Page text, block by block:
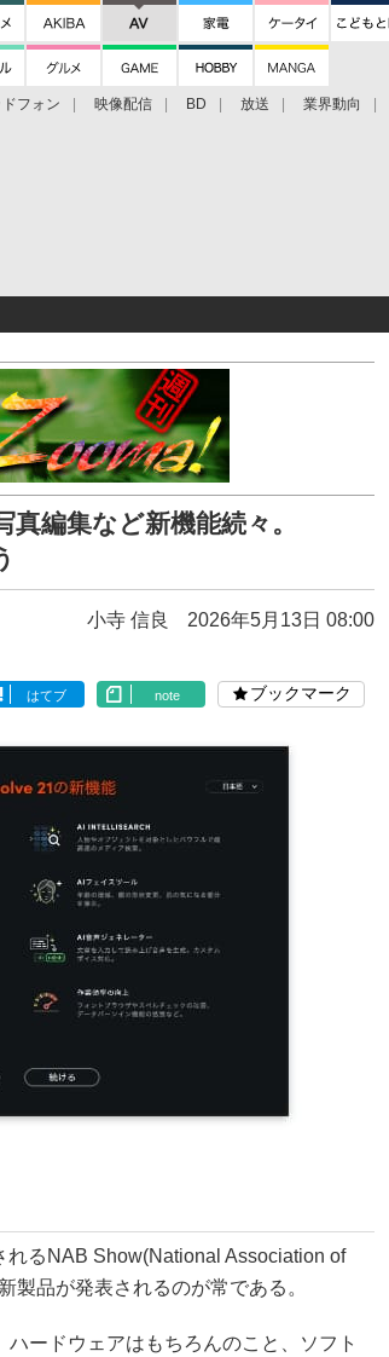
フォン 映像配信 BD 放送 業界動向
編集など新機能続々。
小寺 信良 2026年5月13日 08:00
はてブ note ブックマーク
るNAB Show(National Association of
製品が発表されるのが常である。
ードウェアはもちろんのこと、ソフト